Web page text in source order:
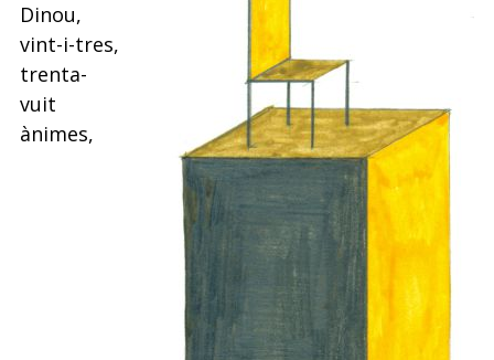
Dinou,
vint-i-tres,
trenta-
vuit
ànimes,